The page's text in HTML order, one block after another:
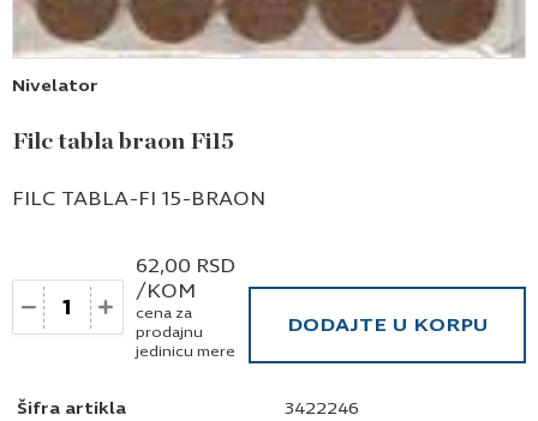
Nivelator
Filc tabla braon Fi15
Šifra artikla 3422246
FILC TABLA-FI 15-BRAON
Količina
62,00 RSD
/KOM
cena za
prodajnu
jedinicu mere
DODAJTE U KORPU